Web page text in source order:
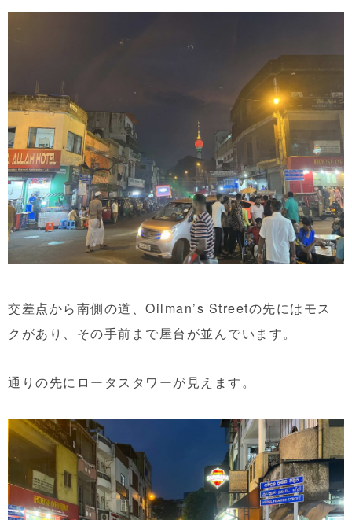
交差点から南側の道、Oilman’s Streetの先にはモス
クがあり、その手前まで屋台が並んでいます。
通りの先にロータスタワーが見えます。